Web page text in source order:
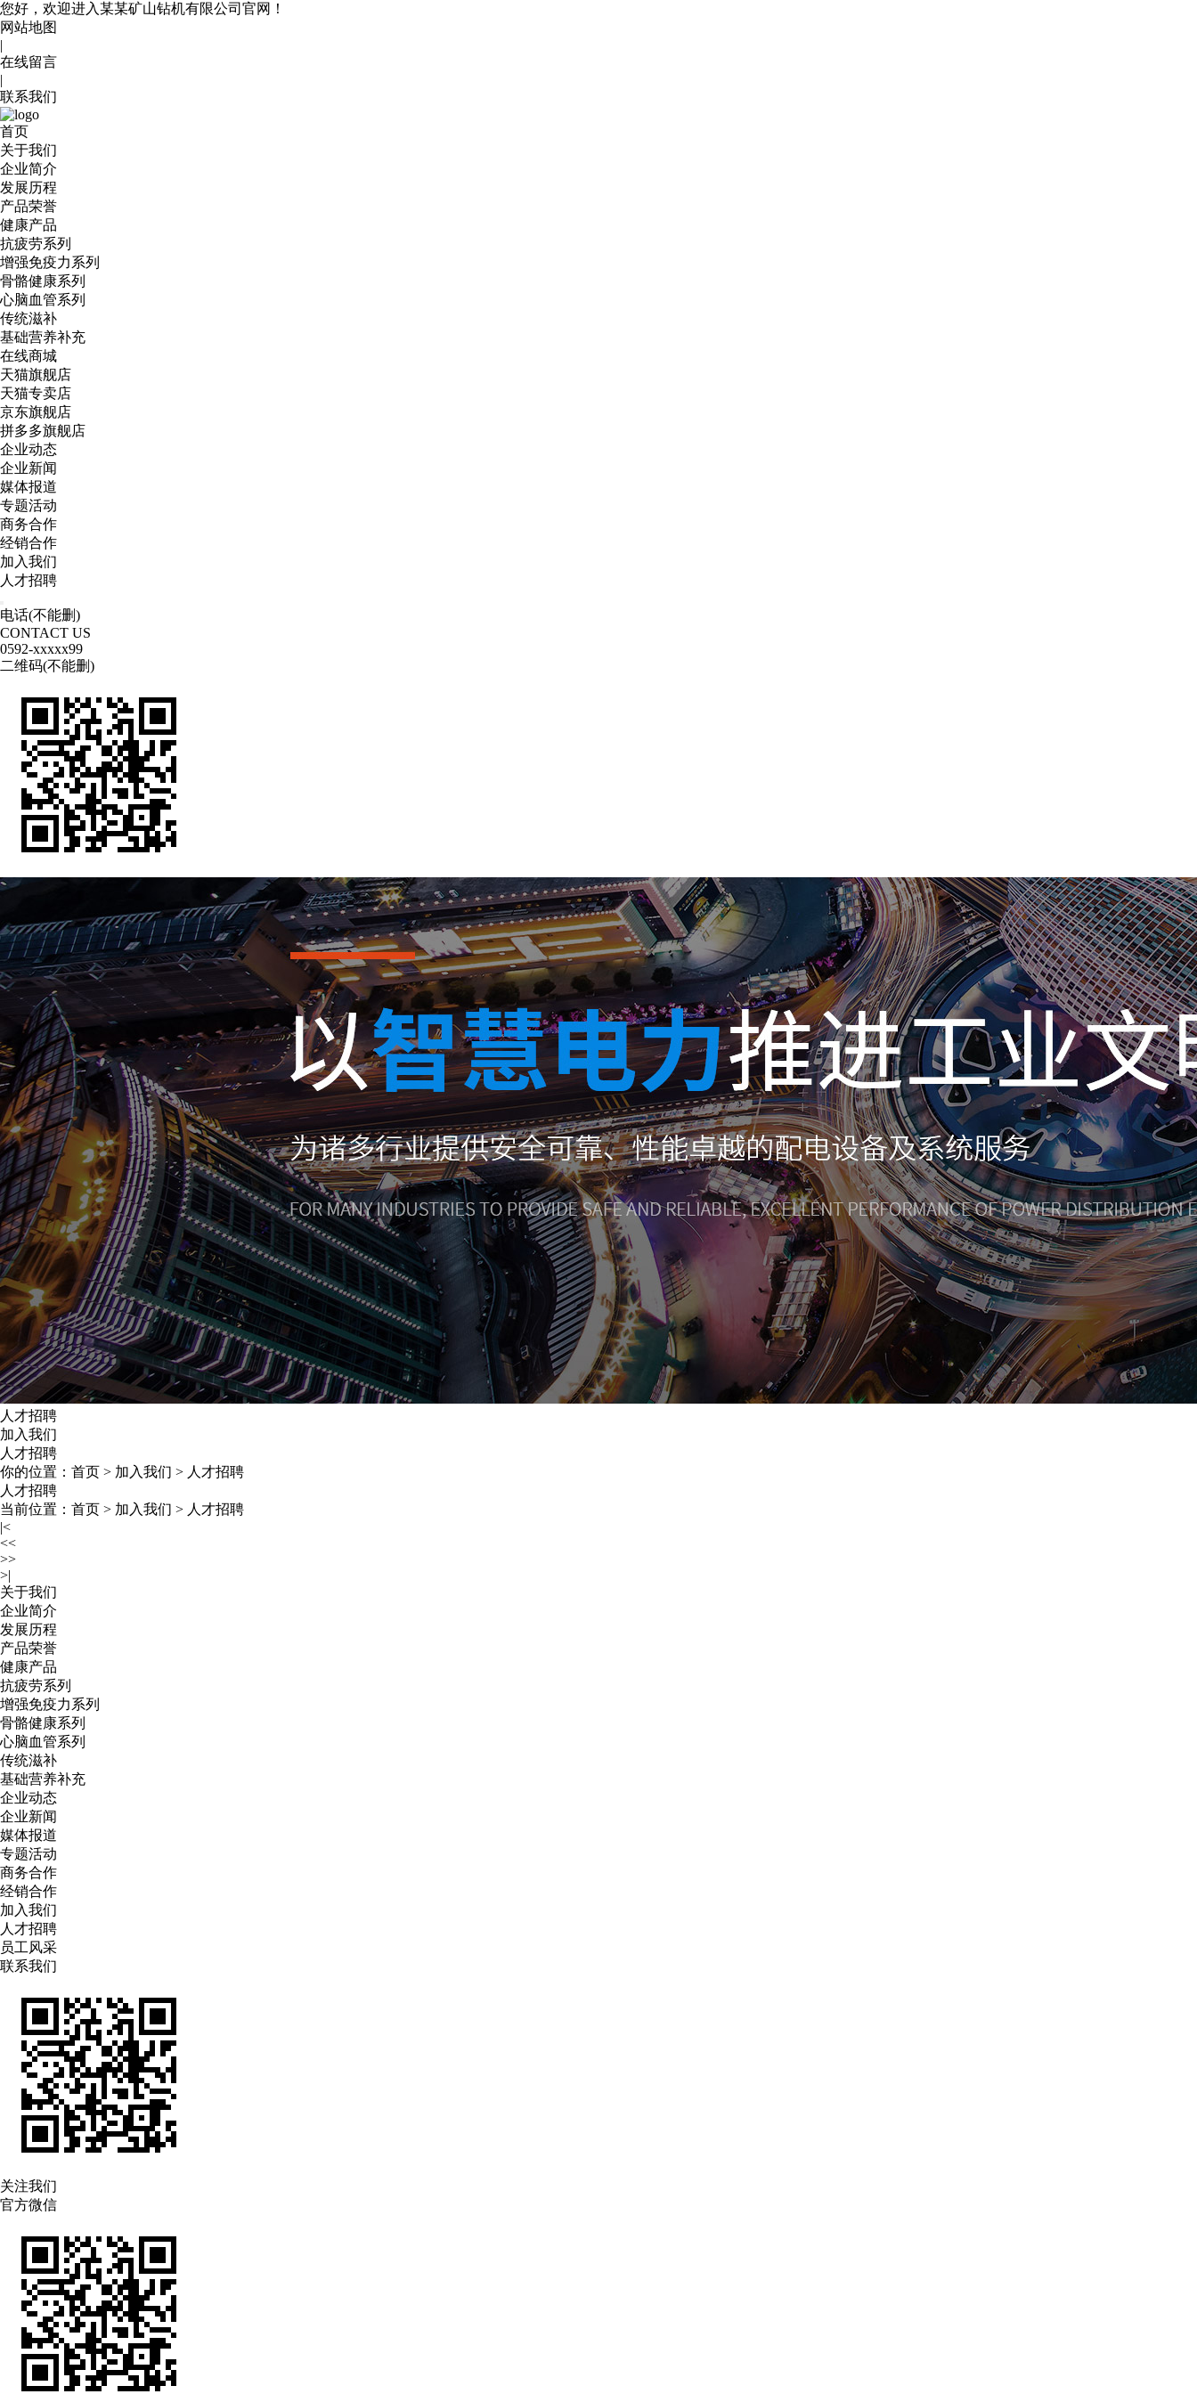
您好，欢迎进入某某矿山钻机有限公司官网！
网站地图
|
在线留言
|
联系我们
首页
关于我们
企业简介
发展历程
产品荣誉
健康产品
抗疲劳系列
增强免疫力系列
骨骼健康系列
心脑血管系列
传统滋补
基础营养补充
在线商城
天猫旗舰店
天猫专卖店
京东旗舰店
拼多多旗舰店
企业动态
企业新闻
媒体报道
专题活动
商务合作
经销合作
加入我们
人才招聘
电话(不能删)
CONTACT US
0592-xxxxx99
二维码(不能删)
人才招聘
加入我们
人才招聘
你的位置： 首页 > 加入我们 > 人才招聘
人才招聘
当前位置： 首页 > 加入我们 > 人才招聘
|<
<<
>>
>|
关于我们
企业简介
发展历程
产品荣誉
健康产品
抗疲劳系列
增强免疫力系列
骨骼健康系列
心脑血管系列
传统滋补
基础营养补充
企业动态
企业新闻
媒体报道
专题活动
商务合作
经销合作
加入我们
人才招聘
员工风采
联系我们
关注我们
官方微信